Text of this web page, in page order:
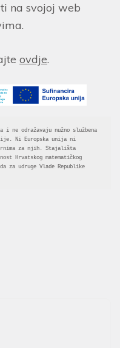
na svojoj web
ovdje.
ne odražavaju nužno službena
Ni Europska unija ni
za njih. Stajališta
Hrvatskog matematičkog
za udruge Vlade Republike